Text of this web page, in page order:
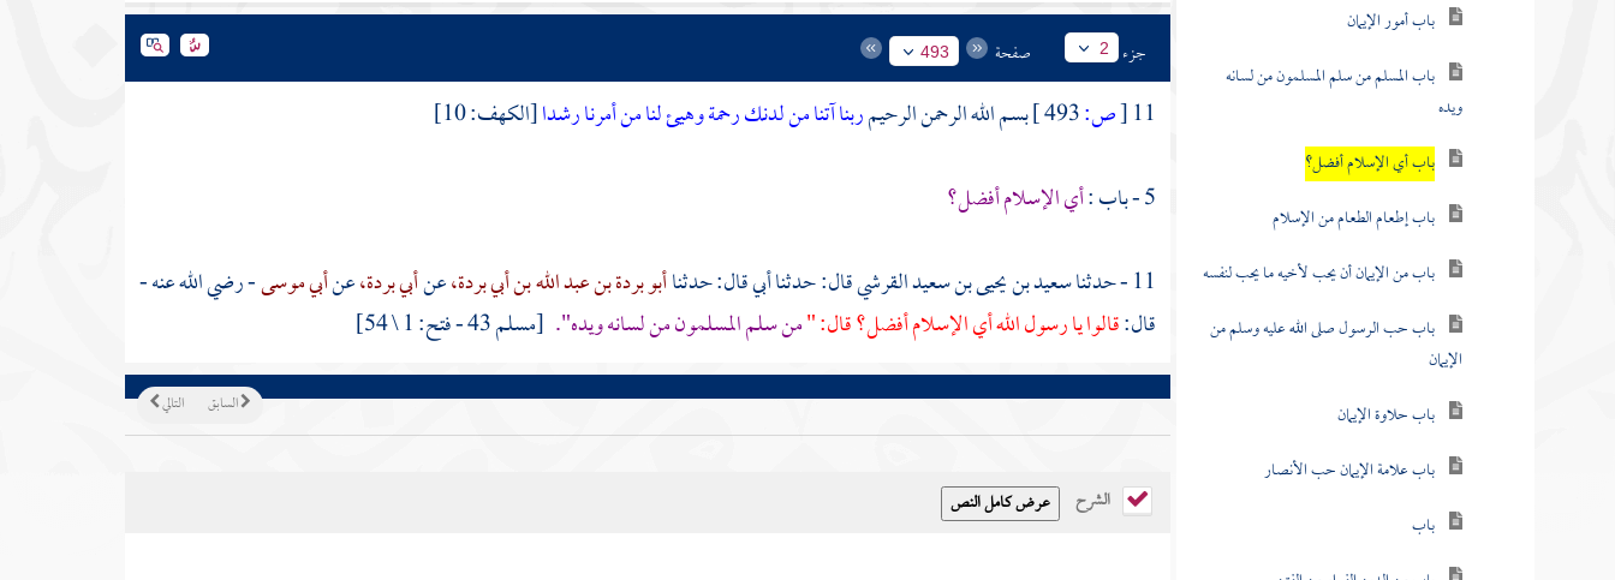
باب أمور الإيمان
باب المسلم من سلم المسلمون من لسانه
ويده
باب أي الإسلام أفضل؟
باب إطعام الطعام من الإسلام
باب من الإيمان أن يحب لأخيه ما يحب لنفسه
باب حب الرسول صلى الله عليه وسلم من
الإيمان
باب حلاوة الإيمان
باب علامة الإيمان حب الأنصار
باب
جزء 2 صفحة 493
11
[ص: بسم الله الرحمن الرحيمربنا آتنا من لدنك رحمة وهيئ لنا من أمرنا رشدا[الكهف: 10]
5 - باب :
أي الإسلام أفضل؟
11 - حدثنا
سعيد بن يحيى بن سعيد القرشيقال: حدثنا أبي قال: حدثناأبو بردة بن عبد الله بن أبي بردة،عنأبي بردة،عنأبي موسى- رضي الله عنه -
قال:قالوا يا رسول الله أي الإسلام أفضل؟ قال: "من سلم المسلمون من لسانه ويده". [مسلم 43 - فتح: 1 \ 54]
التالي السابق
الشرح